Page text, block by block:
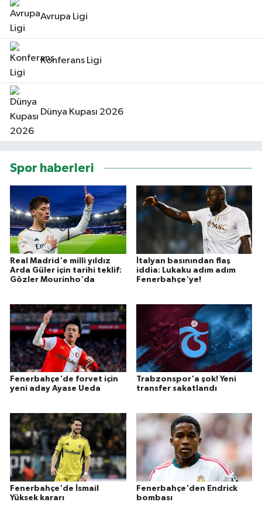
Avrupa Ligi
Konferans Ligi
Dünya Kupası 2026
Spor haberleri
Real Madrid'e milli yıldız
Arda Güler için tarihi teklif:
Gözler Mourinho'da
İtalyan basınından flaş
iddia: Lukaku adım adım
Fenerbahçe'ye!
Fenerbahçe'de forvet için
yeni aday Ayase Ueda
Trabzonspor'a şok! Yeni
transfer sakatlandı
Fenerbahçe'de İsmail
Yüksek kararı
Fenerbahçe'den Endrick
bombası